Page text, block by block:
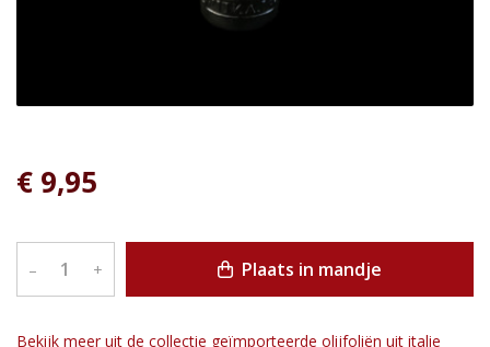
€ 9,95
– + Plaats in mandje
Bekijk meer uit de collectie geïmporteerde olijfoliën uit italie